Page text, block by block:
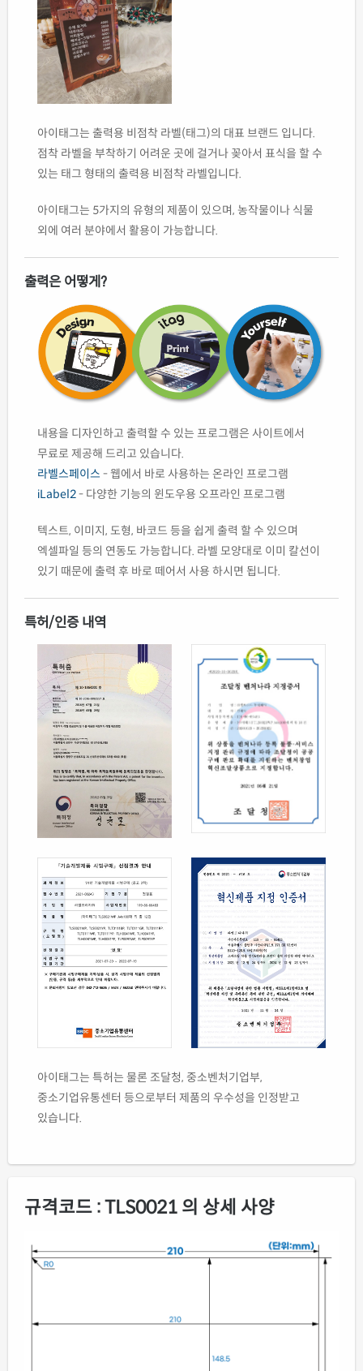
아이태그는 출력용 비점착 라벨(태그)의 대표 브랜드 입니다.
점착 라벨을 부착하기 어려운 곳에 걸거나 꽂아서 표식을 할 수
있는 태그 형태의 출력용 비점착 라벨입니다.
아이태그는 5가지의 유형의 제품이 있으며, 농작물이나 식물
외에 여러 분야에서 활용이 가능합니다.
출력은 어떻게?
내용을 디자인하고 출력할 수 있는 프로그램은 사이트에서
무료로 제공해 드리고 있습니다.
라벨스페이스 - 웹에서 바로 사용하는 온라인 프로그램
iLabel2- 다양한 기능의 윈도우용 오프라인 프로그램
텍스트, 이미지, 도형, 바코드 등을 쉽게 출력 할 수 있으며
엑셀파일 등의 연동도 가능합니다. 라벨 모양대로 이미 칼선이
있기 때문에 출력 후 바로 떼어서 사용 하시면 됩니다.
특허/인증 내역
아이태그는 특허는 물론 조달청, 중소벤처기업부,
중소기업유통센터 등으로부터 제품의 우수성을 인정받고
있습니다.
규격코드 : TLS0021 의 상세 사양